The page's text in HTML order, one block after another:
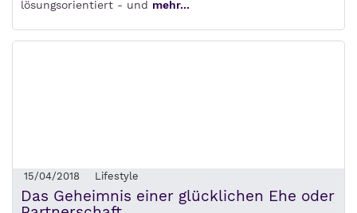
lösungsorientiert - und mehr...
15/04/2018 Lifestyle
Das Geheimnis einer glücklichen Ehe oder